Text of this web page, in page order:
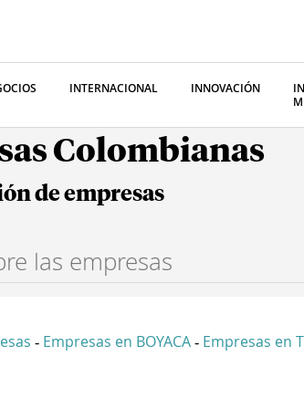
INTERNACIONAL INNOVACIÓN
Colombianas
de empresas
- Empresas en BOYACA - Empresas en